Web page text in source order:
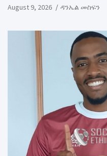
August 9, 2026 ዳንኤል መስፍን